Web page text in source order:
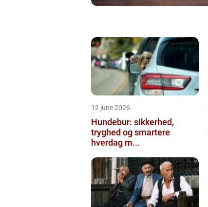
12 june 2026
Hundebur: sikkerhed,
tryghed og smartere
hverdag m...